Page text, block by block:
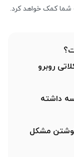
شما کمک خواهد کرد.
روبرو
داشته
نوشتن مشکل